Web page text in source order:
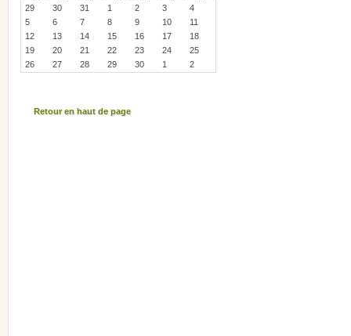
29
30 31 1 2 3
4
5
6 7 8 9 10
11
12
13 14 15 16 17
18
19
20 21 22 23 24
25
26
27 28 29 30 1 2
Retour en haut de page